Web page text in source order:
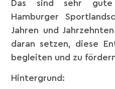
Das sind sehr
Hamburger
Jahren und
daran setzen, diese
begleiten und zu
Hintergrund: